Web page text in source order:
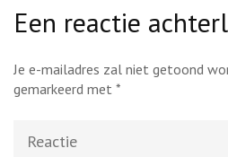
Een reactie
Je e-mailadres zal niet getoond
gemarkeerd met *